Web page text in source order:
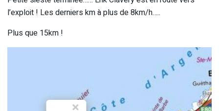
l’exploit ! Les derniers km à plus de 8km/h…..
Plus que 15km !